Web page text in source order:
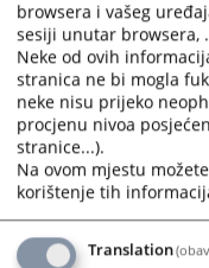
browsera i vašeg
sesiji unutar browsera,
Neke od ovih
stranica ne bi mogla
neke nisu prijeko
procjenu nivoa
stranice...).
Na ovom mjestu
korištenje tih
Translation